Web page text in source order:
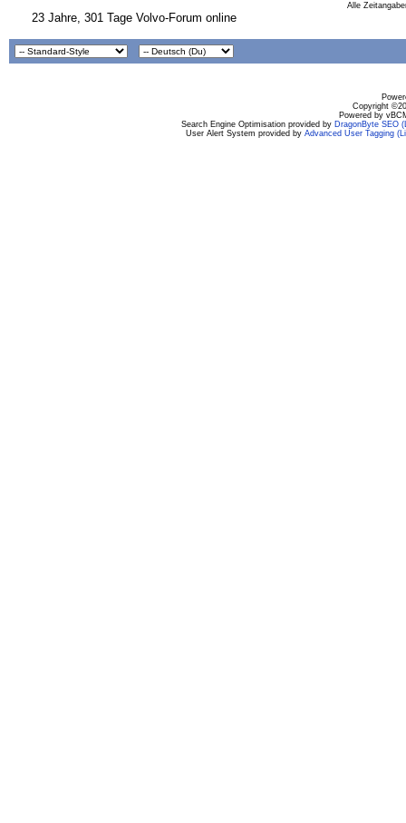
Alle
23 Jahre, 301 Tage Volvo-Forum online
Copyright
Powered by
Search Engine Optimisation provided by DragonByte SEO
User Alert System provided by Advanced User Tagging